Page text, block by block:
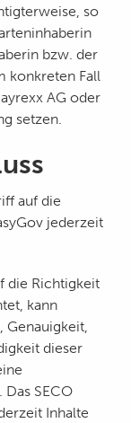
so
bzw. der
konkreten Fall
AG oder
setzen.
auf die
jederzeit
die Richtigkeit
kann
dieser
SECO
Inhalte